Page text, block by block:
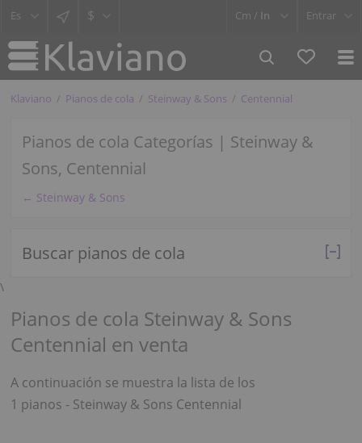
$ Cm / In Entrar
Klaviano Pianos de cola Steinway & Sons Centennial
Pianos de cola Categorías | Steinway &
Sons, Centennial
← Steinway & Sons
Buscar pianos de cola
\
Pianos de cola Steinway & Sons
Centennial en venta
A continuación se muestra la lista de los
1 pianos - Steinway & Sons Centennial